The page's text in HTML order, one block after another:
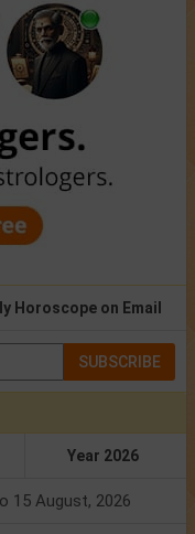
Horoscope on Email
SUBSCRIBE
Year 2026
15 August, 2026